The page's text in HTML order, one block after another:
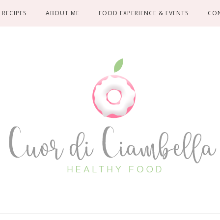
RECIPES ABOUT ME FOOD EXPERIENCE & EVENTS